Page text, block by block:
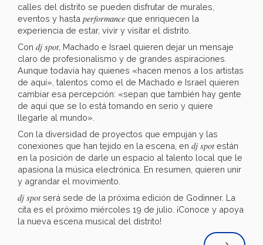
calles del distrito se pueden disfrutar de murales,
eventos y hasta performance que enriquecen la
experiencia de estar, vivir y visitar el distrito.
Con dj spot , Machado e Israel quieren dejar un mensaje
claro de profesionalismo y de grandes aspiraciones.
Aunque todavía hay quienes «hacen menos a los artistas
de aquí», talentos como el de Machado e Israel quieren
cambiar esa percepción: «sepan que también hay gente
de aquí que se lo está tomando en serio y quiere
llegarle al mundo».
Con la diversidad de proyectos que empujan y las
conexiones que han tejido en la escena, en dj spot están
en la posición de darle un espacio al talento local que le
apasiona la música electrónica. En resumen, quieren unir
y agrandar el movimiento.
dj spot será sede de la próxima edición de Godinner. La
cita es el próximo miércoles 19 de julio. ¡Conoce y apoya
la nueva escena musical del distrito!